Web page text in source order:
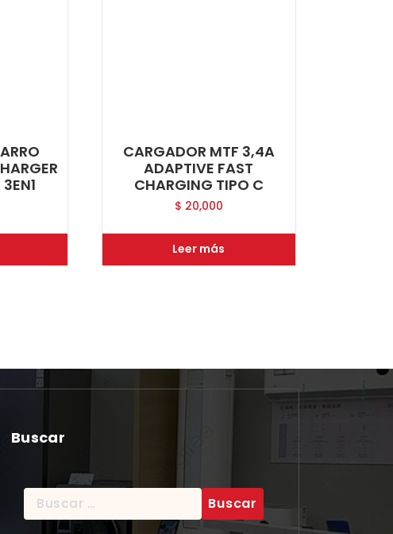
CARGADOR MTF 3,4A
ADAPTIVE FAST
CHARGING TIPO C
$ 20,000
Leer más
Buscar
Buscar: